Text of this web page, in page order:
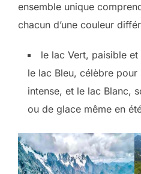
ensemble unique
chacun d’une couleur
le lac Vert, paisible
le lac Bleu, célèbre
intense, et le lac Blanc,
ou de glace même en